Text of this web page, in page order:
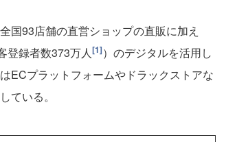
国93店舗の直営ショップの直販に加え
登録者数373万人[1]）のデジタルを活用し
ECプラットフォームやドラックストアな
ている。